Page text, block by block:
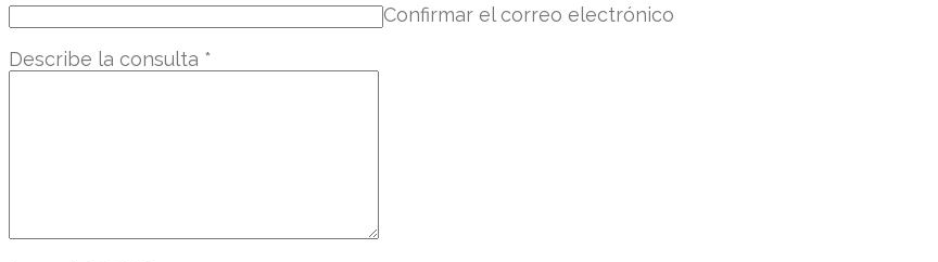
Confirmar el correo electrónico
Describe la consulta *